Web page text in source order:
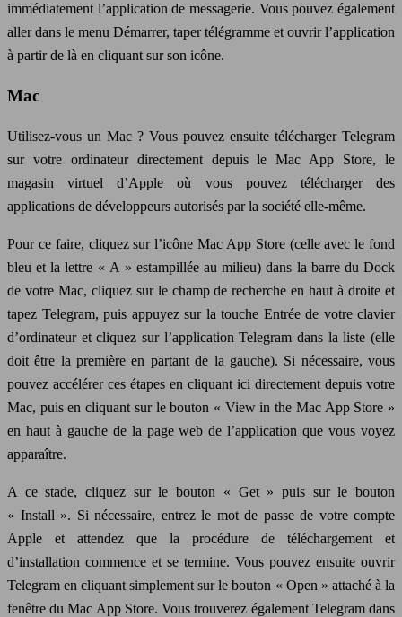
immédiatement l’application de messagerie. Vous pouvez également
aller dans le menu Démarrer, taper télégramme et ouvrir l’application
à partir de là en cliquant sur son icône.
Mac
Utilisez-vous un Mac ? Vous pouvez ensuite télécharger Telegram
sur votre ordinateur directement depuis le Mac App Store, le
magasin virtuel d’Apple où vous pouvez télécharger des
applications de développeurs autorisés par la société elle-même.
Pour ce faire, cliquez sur l’icône Mac App Store (celle avec le fond
bleu et la lettre « A » estampillée au milieu) dans la barre du Dock
de votre Mac, cliquez sur le champ de recherche en haut à droite et
tapez Telegram, puis appuyez sur la touche Entrée de votre clavier
d’ordinateur et cliquez sur l’application Telegram dans la liste (elle
doit être la première en partant de la gauche). Si nécessaire, vous
pouvez accélérer ces étapes en cliquant ici directement depuis votre
Mac, puis en cliquant sur le bouton « View in the Mac App Store »
en haut à gauche de la page web de l’application que vous voyez
apparaître.
A ce stade, cliquez sur le bouton « Get » puis sur le bouton
« Install ». Si nécessaire, entrez le mot de passe de votre compte
Apple et attendez que la procédure de téléchargement et
d’installation commence et se termine. Vous pouvez ensuite ouvrir
Telegram en cliquant simplement sur le bouton « Open » attaché à la
fenêtre du Mac App Store. Vous trouverez également Telegram dans